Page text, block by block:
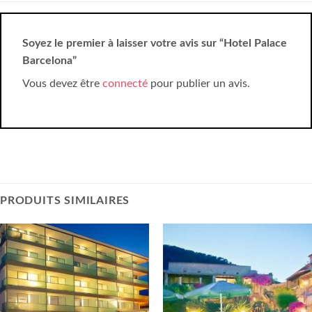
Soyez le premier à laisser votre avis sur “Hotel Palace
Barcelona”
Vous devez être connecté pour publier un avis.
PRODUITS SIMILAIRES